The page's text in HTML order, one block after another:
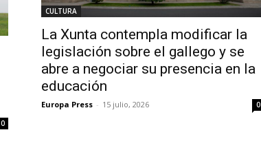
0
CULTURA
La Xunta contempla modificar la
legislación sobre el gallego y se
abre a negociar su presencia en la
educación
Europa Press - 15 julio, 2026 0